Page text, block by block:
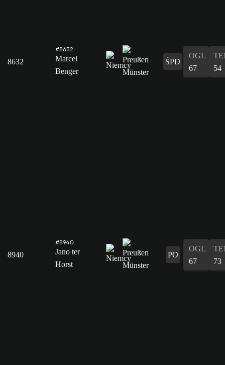
8632
#8632
Marcel
Benger
ŚPD
OGL
67
54
8940
#8940
Jano ter
Horst
PO
OGL
67
73